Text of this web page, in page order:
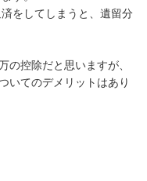
をしてしまうと、遺留分
の控除だと思いますが、
いてのデメリットはあり